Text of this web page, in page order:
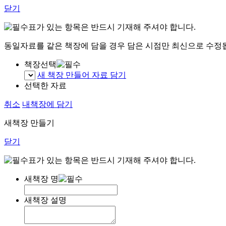
닫기
표가 있는 항목은 반드시 기재해 주셔야 합니다.
동일자료를 같은 책장에 담을 경우 담은 시점만 최신으로 수정
책장선택
새 책장 만들어 자료 담기
선택한 자료
취소 내책장에 담기
새책장 만들기
닫기
표가 있는 항목은 반드시 기재해 주셔야 합니다.
새책장 명
새책장 설명